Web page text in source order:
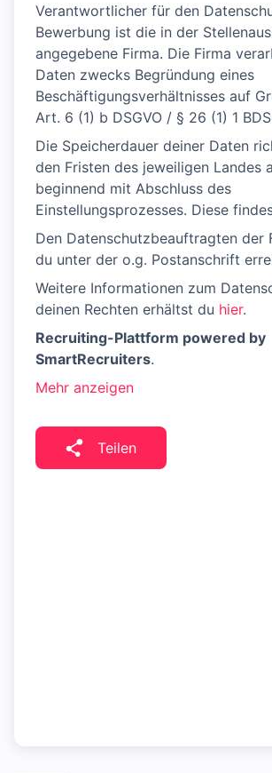
Verantwortlicher für den
Bewerbung ist die in der
angegebene Firma. Die Firma
Daten zwecks Begründung eines
Beschäftigungsverhältnisses auf
Art. 6 (1) b DSGVO / § 26 (1) 1
Die Speicherdauer deiner Daten
den Fristen des jeweiligen Landes
beginnend mit Abschluss des
Einstellungsprozesses. Diese
Den Datenschutzbeauftragten der
du unter der o.g. Postanschrift
Weitere Informationen zum
deinen Rechten erhältst du hier.
Recruiting-Plattform powered by
SmartRecruiters.
Mehr anzeigen
Teilen